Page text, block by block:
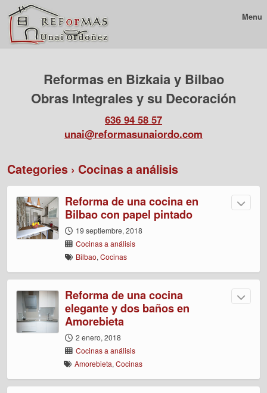
Menu
Reformas en Bizkaia y Bilbao
Obras Integrales y su Decoración
636 94 58 57
unai@reformasunaiordo.com
Categories › Cocinas a análisis
Reforma de una cocina en
Bilbao con papel pintado
19 septiembre, 2018
Cocinas a análisis
Bilbao, Cocinas
Reforma de una cocina
elegante y dos baños en
Amorebieta
2 enero, 2018
Cocinas a análisis
Amorebieta, Cocinas